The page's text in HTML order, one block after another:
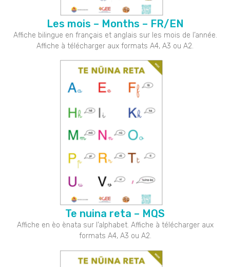
Les mois – Months – FR/EN
Affiche bilingue en français et anglais sur les mois de l’année.
Affiche à télécharger aux formats A4, A3 ou A2.
Te nuina reta – MQS
Affiche en èo ènata sur l’alphabet. Affiche à télécharger aux
formats A4, A3 ou A2.